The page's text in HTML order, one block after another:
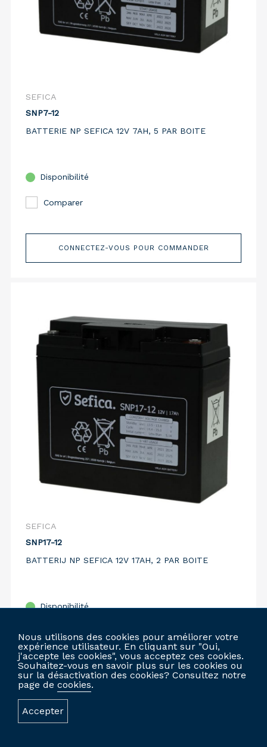
SEFICA
SNP7-12
BATTERIE NP SEFICA 12V 7AH, 5 PAR BOITE
Disponibilité
Comparer
CONNECTEZ-VOUS POUR COMMANDER
SEFICA
SNP17-12
BATTERIJ NP SEFICA 12V 17AH, 2 PAR BOITE
Disponibilité
Comparer
CONNECTEZ-VOUS POUR COMMANDER
Nous utilisons des cookies pour améliorer votre
expérience utilisateur. En cliquant sur "Oui,
j'accepte les cookies", vous acceptez ces cookies.
Souhaitez-vous en savoir plus sur les cookies ou
sur la désactivation des cookies? Consultez notre
page de cookies.
Accepter
SITE WEB PERSONNALISÉ